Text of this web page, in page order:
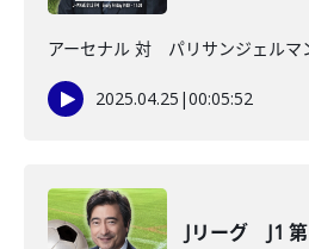
アーセナル 対 パリサンジェルマ
2025.04.25 |00:05:52
Jリーグ J1